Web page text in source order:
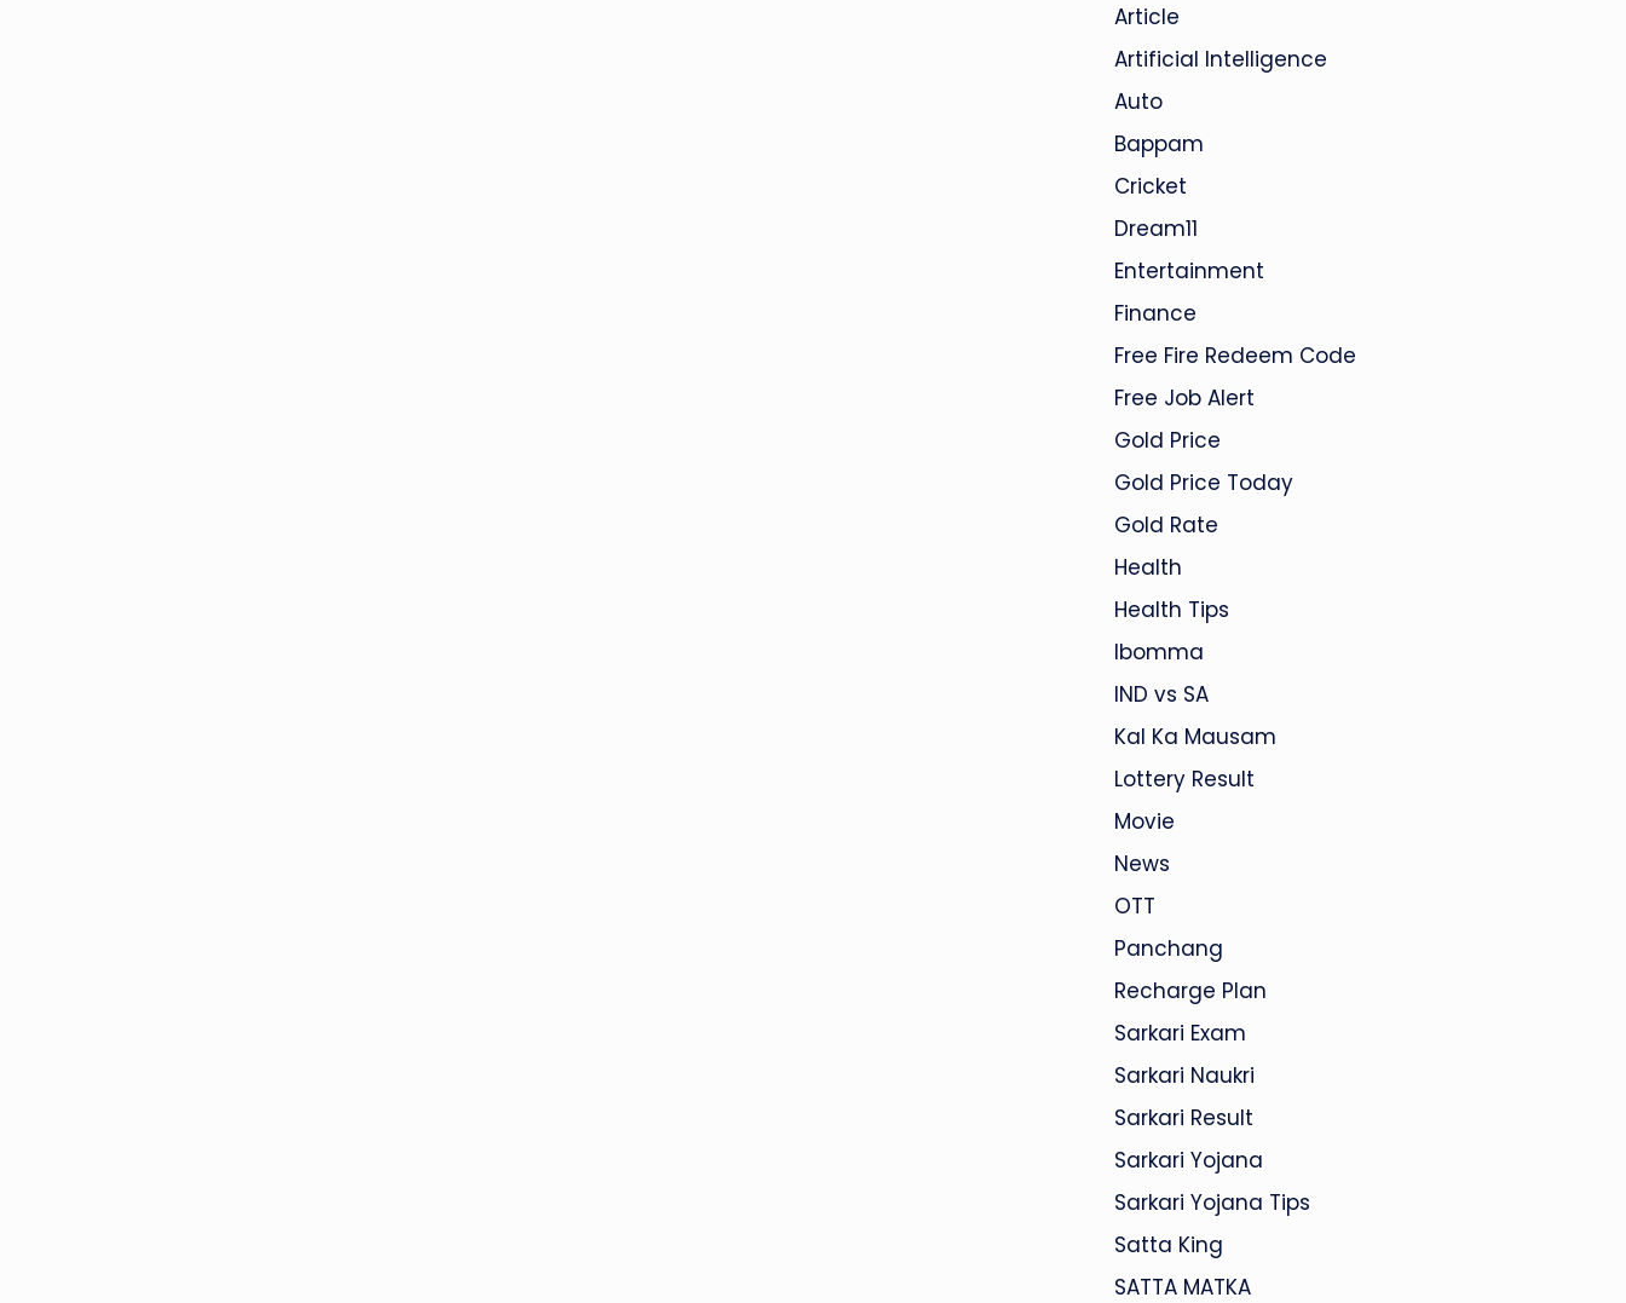
Article
Artificial Intelligence
Auto
Bappam
Cricket
Dream11
Entertainment
Finance
Free Fire Redeem Code
Free Job Alert
Gold Price
Gold Price Today
Gold Rate
Health
Health Tips
Ibomma
IND vs SA
Kal Ka Mausam
Lottery Result
Movie
News
OTT
Panchang
Recharge Plan
Sarkari Exam
Sarkari Naukri
Sarkari Result
Sarkari Yojana
Sarkari Yojana Tips
Satta King
SATTA MATKA